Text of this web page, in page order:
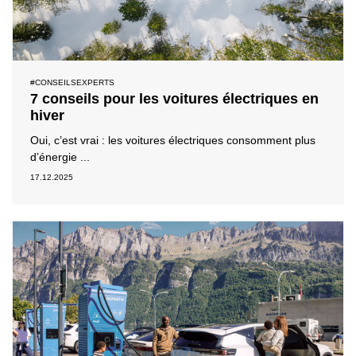
#CONSEILSEXPERTS
7 conseils pour les voitures électriques en
hiver
Oui, c’est vrai : les voitures électriques consomment plus
d’énergie ...
17.12.2025